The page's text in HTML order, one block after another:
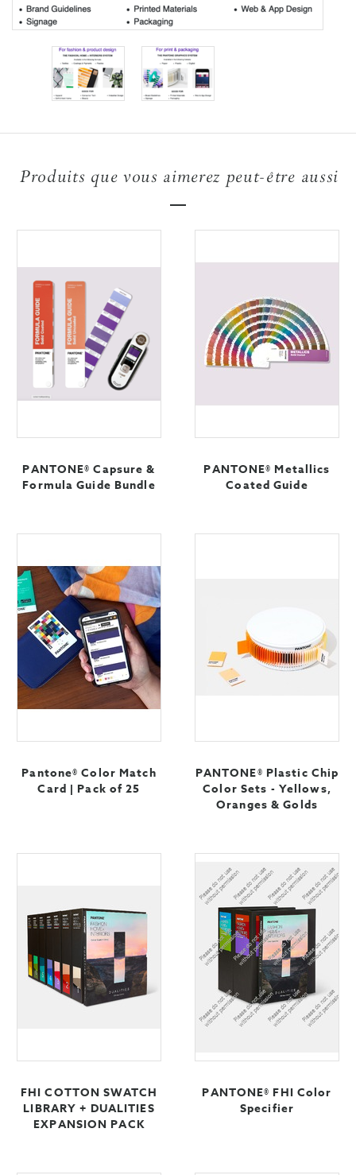
Produits que vous aimerez peut-être aussi
PANTONE® Capsure &
Formula Guide Bundle
PANTONE® Metallics
Coated Guide
Pantone® Color Match
Card | Pack of 25
PANTONE® Plastic Chip
Color Sets - Yellows,
Oranges & Golds
FHI COTTON SWATCH
LIBRARY + DUALITIES
EXPANSION PACK
PANTONE® FHI Color
Specifier